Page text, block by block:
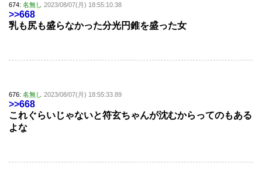
674: 名無し 2023/08/07(月) 18:55:10.38
>>668
乳も尻も盛らなかった分光円錐を盛った女
676: 名無し 2023/08/07(月) 18:55:33.89
>>668
これぐらいじゃないと符玄ちゃんが沈むからってのもある
よな